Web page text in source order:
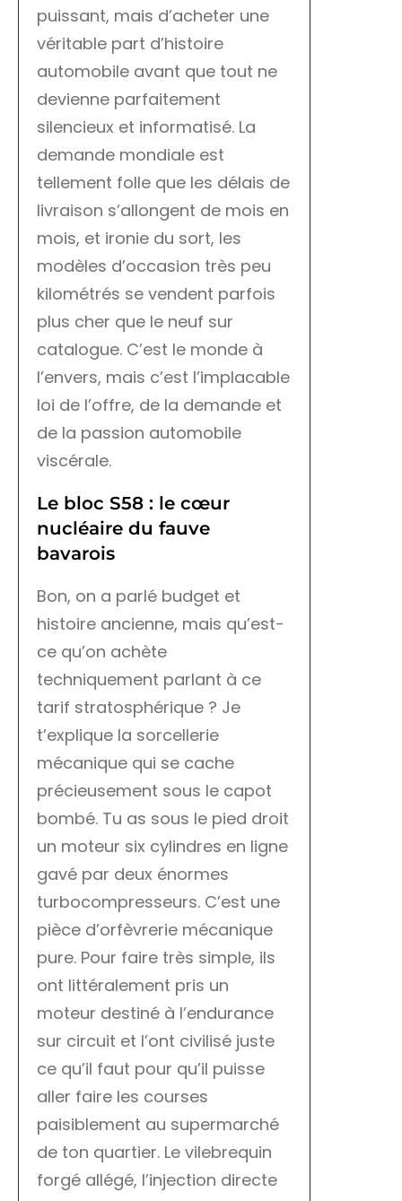
puissant, mais d’acheter une
véritable part d’histoire
automobile avant que tout ne
devienne parfaitement
silencieux et informatisé. La
demande mondiale est
tellement folle que les délais de
livraison s’allongent de mois en
mois, et ironie du sort, les
modèles d’occasion très peu
kilométrés se vendent parfois
plus cher que le neuf sur
catalogue. C’est le monde à
l’envers, mais c’est l’implacable
loi de l’offre, de la demande et
de la passion automobile
viscérale.
Le bloc S58 : le cœur
nucléaire du fauve
bavarois
Bon, on a parlé budget et
histoire ancienne, mais qu’est-
ce qu’on achète
techniquement parlant à ce
tarif stratosphérique ? Je
t’explique la sorcellerie
mécanique qui se cache
précieusement sous le capot
bombé. Tu as sous le pied droit
un moteur six cylindres en ligne
gavé par deux énormes
turbocompresseurs. C’est une
pièce d’orfèvrerie mécanique
pure. Pour faire très simple, ils
ont littéralement pris un
moteur destiné à l’endurance
sur circuit et l’ont civilisé juste
ce qu’il faut pour qu’il puisse
aller faire les courses
paisiblement au supermarché
de ton quartier. Le vilebrequin
forgé allégé, l’injection directe